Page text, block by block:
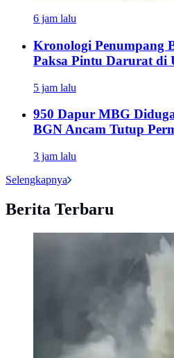
6 jam lalu
Kronologi Penumpang
Paksa Pintu Darurat di
5 jam lalu
950 Dapur MBG
BGN Ancam Tutup
3 jam lalu
Selengkapnya
Berita Terbaru